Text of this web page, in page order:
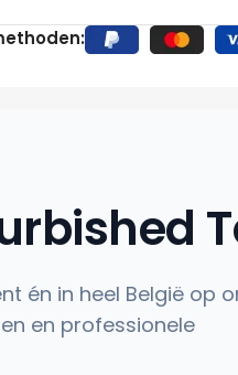
én in heel België op
en professionele